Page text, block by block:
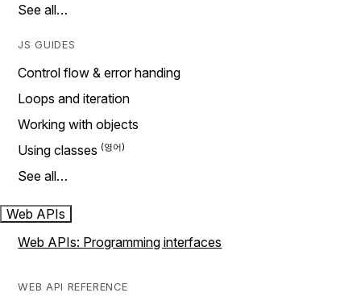
See all…
JS GUIDES
Control flow & error handing
Loops and iteration
Working with objects
Using classes
See all…
Web APIs
Web APIs: Programming interfaces
WEB API REFERENCE